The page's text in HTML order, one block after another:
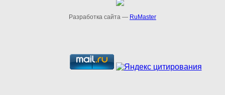
Разработка сайта — RuMaster